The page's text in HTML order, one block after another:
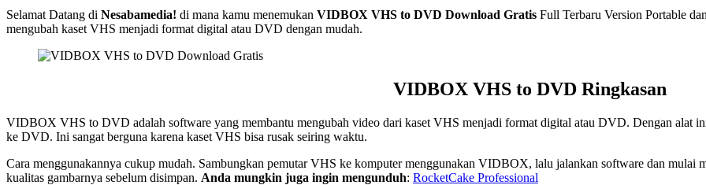
Selamat Datang di Nesabamedia! di mana kamu menemukan VIDBOX VHS to DVD Download Gratis Full Terbaru Version Portable
mengubah kaset VHS menjadi format digital atau DVD dengan mudah.
VIDBOX VHS to DVD Ringkasan
VIDBOX VHS to DVD adalah software yang membantu mengubah video dari kaset VHS menjadi format digital atau DVD. Dengan alat
ke DVD. Ini sangat berguna karena kaset VHS bisa rusak seiring waktu.
Cara menggunakannya cukup mudah. Sambungkan pemutar VHS ke komputer menggunakan VIDBOX, lalu jalankan software dan mulai
kualitas gambarnya sebelum disimpan. Anda mungkin juga ingin mengunduh: RocketCake Professional